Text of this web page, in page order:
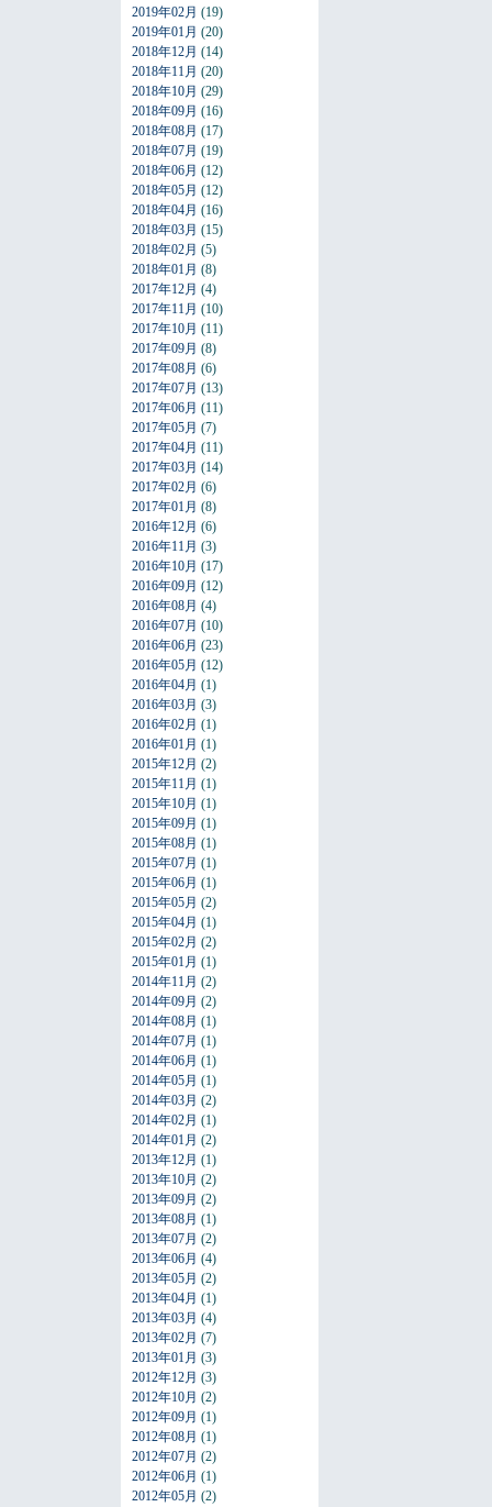
2019年02月 (19)
2019年01月 (20)
2018年12月 (14)
2018年11月 (20)
2018年10月 (29)
2018年09月 (16)
2018年08月 (17)
2018年07月 (19)
2018年06月 (12)
2018年05月 (12)
2018年04月 (16)
2018年03月 (15)
2018年02月 (5)
2018年01月 (8)
2017年12月 (4)
2017年11月 (10)
2017年10月 (11)
2017年09月 (8)
2017年08月 (6)
2017年07月 (13)
2017年06月 (11)
2017年05月 (7)
2017年04月 (11)
2017年03月 (14)
2017年02月 (6)
2017年01月 (8)
2016年12月 (6)
2016年11月 (3)
2016年10月 (17)
2016年09月 (12)
2016年08月 (4)
2016年07月 (10)
2016年06月 (23)
2016年05月 (12)
2016年04月 (1)
2016年03月 (3)
2016年02月 (1)
2016年01月 (1)
2015年12月 (2)
2015年11月 (1)
2015年10月 (1)
2015年09月 (1)
2015年08月 (1)
2015年07月 (1)
2015年06月 (1)
2015年05月 (2)
2015年04月 (1)
2015年02月 (2)
2015年01月 (1)
2014年11月 (2)
2014年09月 (2)
2014年08月 (1)
2014年07月 (1)
2014年06月 (1)
2014年05月 (1)
2014年03月 (2)
2014年02月 (1)
2014年01月 (2)
2013年12月 (1)
2013年10月 (2)
2013年09月 (2)
2013年08月 (1)
2013年07月 (2)
2013年06月 (4)
2013年05月 (2)
2013年04月 (1)
2013年03月 (4)
2013年02月 (7)
2013年01月 (3)
2012年12月 (3)
2012年10月 (2)
2012年09月 (1)
2012年08月 (1)
2012年07月 (2)
2012年06月 (1)
2012年05月 (2)